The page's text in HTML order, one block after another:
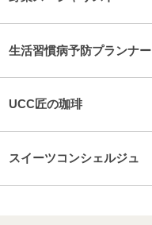
生活習慣病予防プランナー
UCC匠の珈琲
スイーツコンシェルジュ